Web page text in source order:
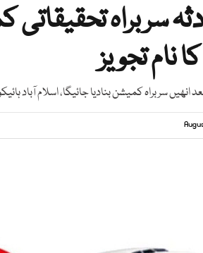
سربراہ
نام تجویز
سربراہ کمیشن بنادیا جائیگا، اسلام آباد